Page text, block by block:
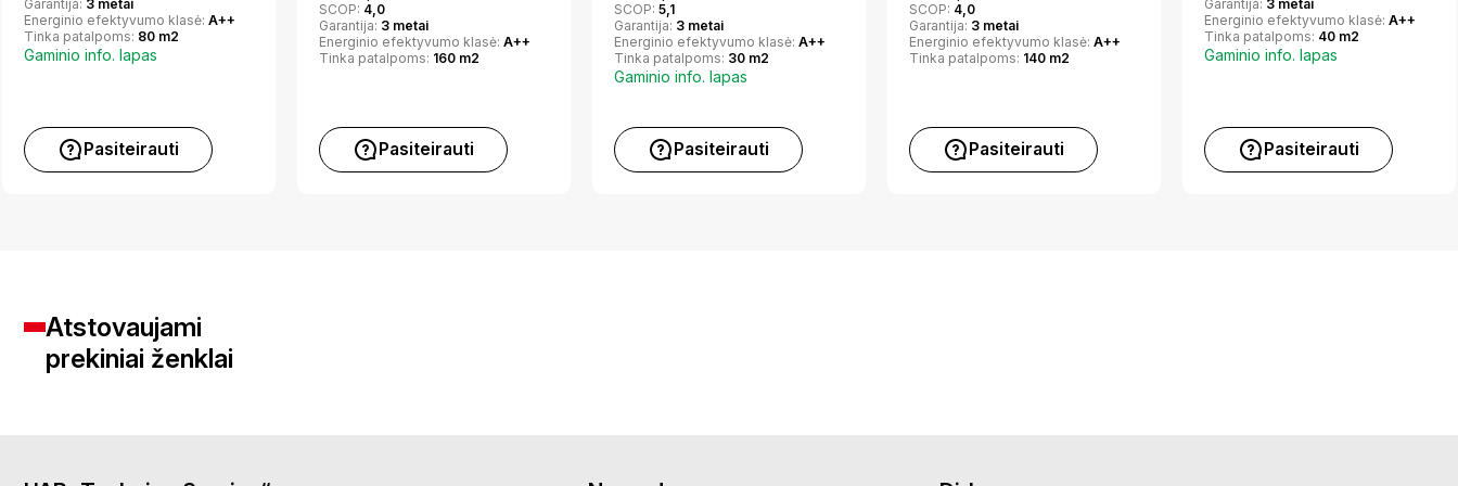
Garantija: 3 metai
Energinio efektyvumo klasė: A++
Tinka patalpoms: 80 m2
Gaminio info. lapas
Pasiteirauti
SCOP: 4,0
Garantija: 3 metai
Energinio efektyvumo klasė: A++
Tinka patalpoms: 160 m2
Pasiteirauti
SCOP: 5,1
Garantija: 3 metai
Energinio efektyvumo klasė: A++
Tinka patalpoms: 30 m2
Gaminio info. lapas
Pasiteirauti
SCOP: 4,0
Garantija: 3 metai
Energinio efektyvumo klasė: A++
Tinka patalpoms: 140 m2
Pasiteirauti
Garantija: 3 metai
Energinio efektyvumo klasė: A++
Tinka patalpoms: 40 m2
Gaminio info. lapas
Pasiteirauti
Atstovaujami
prekiniai ženklai